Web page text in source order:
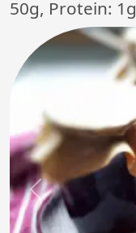
50g, Protein: 1g
Previous